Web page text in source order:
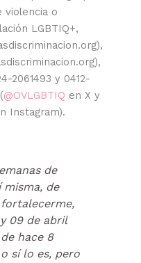
violencia o
LGBTIQ+,
2061493 y 0412-
@OVLGBTIQ en X y
Instagram).
de
misma, de
09 de abril
hace 8
sí lo es, pero